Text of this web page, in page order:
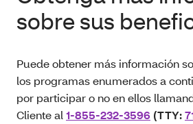
sobre sus
Puede obtener más información
los programas enumerados a
por participar o no en ellos
Cliente al 1-855-232-3596 (TTY: